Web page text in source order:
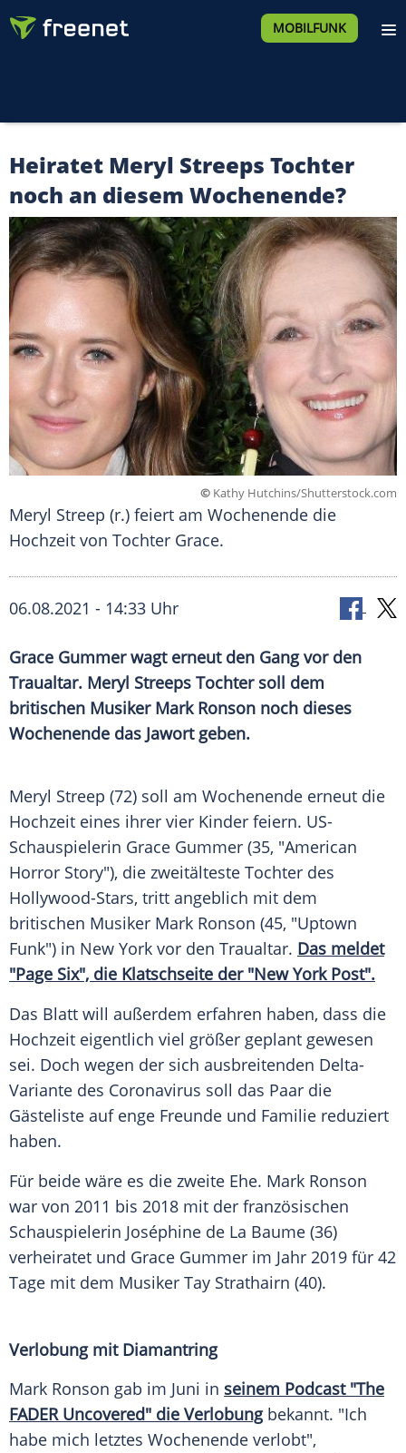
MOBILFUNK
Heiratet Meryl Streeps Tochter
noch an diesem Wochenende?
© Kathy Hutchins/Shutterstock.com
Meryl Streep (r.) feiert am Wochenende die
Hochzeit von Tochter Grace.
06.08.2021 - 14:33 Uhr
Grace Gummerwagt erneut den Gang vor den
Traualtar. Meryl Streeps Tochter soll dem
britischen Musiker Mark Ronson noch dieses
Wochenende das Jawort geben.
Meryl Streep (72) soll am Wochenende erneut die
Hochzeit eines ihrer vier Kinder feiern. US-
Schauspielerin Grace Gummer (35, "American
Horror Story"), die zweitälteste Tochter des
Hollywood-Stars, tritt angeblich mit dem
britischen Musiker Mark Ronson (45, "Uptown
Funk") in New York vor den Traualtar. Das meldet
"Page Six", die Klatschseite der "New York Post".
Das Blatt will außerdem erfahren haben, dass die
Hochzeit eigentlich viel größer geplant gewesen
sei. Doch wegen der sich ausbreitenden Delta-
Variante des Coronavirus soll das Paar die
Gästeliste auf enge Freunde und Familie reduziert
haben.
Für beide wäre es die zweite Ehe. Mark Ronson
war von 2011 bis 2018 mit der französischen
Schauspielerin Joséphine de La Baume (36)
verheiratet und Grace Gummer im Jahr 2019 für 42
Tage mit dem Musiker Tay Strathairn (40).
Verlobung mit Diamantring
Mark Ronson gab im Juni in seinem Podcast"The
FADER Uncovered" die Verlobungbekannt. "Ich
habe mich letztes Wochenende verlobt",